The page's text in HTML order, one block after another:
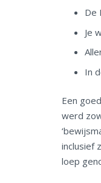
De
Je
In
Een
werd
inclusief
loep